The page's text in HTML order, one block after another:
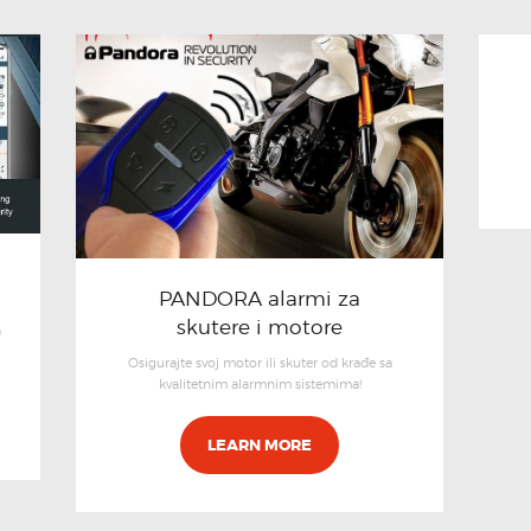
PANDORA alarmi za
skutere i motore
Osigurajte svoj motor ili skuter od krađe sa
kvalitetnim alarmnim sistemima!
LEARN MORE